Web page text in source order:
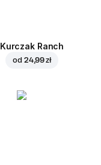
Kurczak Ranch
od 24,99 zł